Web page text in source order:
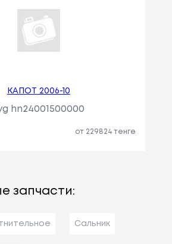
КАПОТ 2006-10
hn24001500000
от 229824 тенге
запчасти:
Сальник